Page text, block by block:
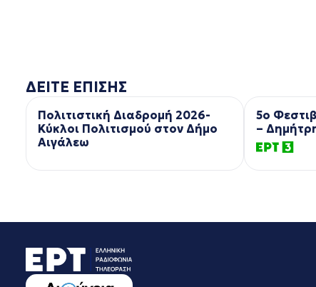
ΔΕΙΤΕ ΕΠΙΣΗΣ
Πολιτιστική Διαδρομή 2026-
Κύκλοι Πολιτισμού στον Δήμο
Αιγάλεω
5ο
–